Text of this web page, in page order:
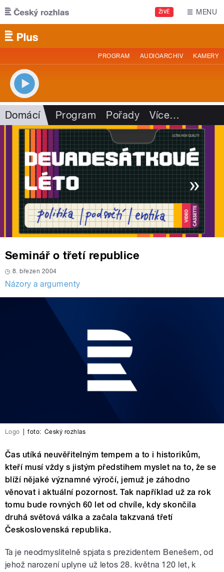
Přejít k hlavnímu obsahu
ŽIVĚ MENU
PROGRAM AUDIOARCHIV KAMERY
Domácí Program Pořady Více…
Seminář o třetí republice
8. březen 2004
Názory a argumenty
Logo foto: Český rozhlas
Čas utíká neuvěřitelným tempem a to i historikům,
kteří musí vždy s jistým předstihem myslet na to, že se
blíží nějaké významné výročí, jemuž je záhodno
věnovat i aktuální pozornost. Tak například už za rok
tomu bude rovných 60 let od chvíle, kdy skončila
druhá světová válka a začala takzvaná třetí
Československá republika.
Ta je neodmyslitelně spjata s prezidentem Benešem, od
jehož narození uplyne už letos 28. května 120 let, k